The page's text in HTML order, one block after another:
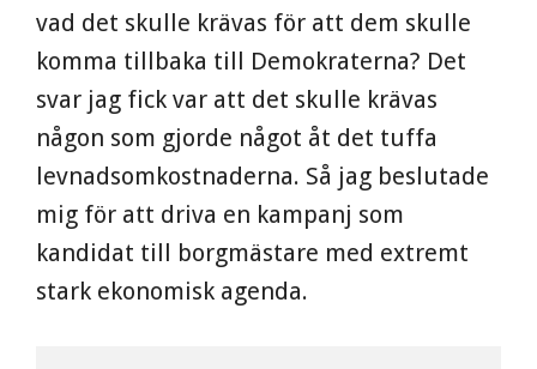
vad det skulle krävas för att dem skulle
komma tillbaka till Demokraterna? Det
svar jag fick var att det skulle krävas
någon som gjorde något åt det tuffa
levnadsomkostnaderna. Så jag beslutade
mig för att driva en kampanj som
kandidat till borgmästare med extremt
stark ekonomisk agenda.